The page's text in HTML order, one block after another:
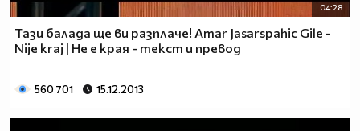
04:28
Тази балада ще ви разплаче! Amar Jasarspahic Gile -
Nije kraj | Не е края - текст и превод
560 701 15.12.2013